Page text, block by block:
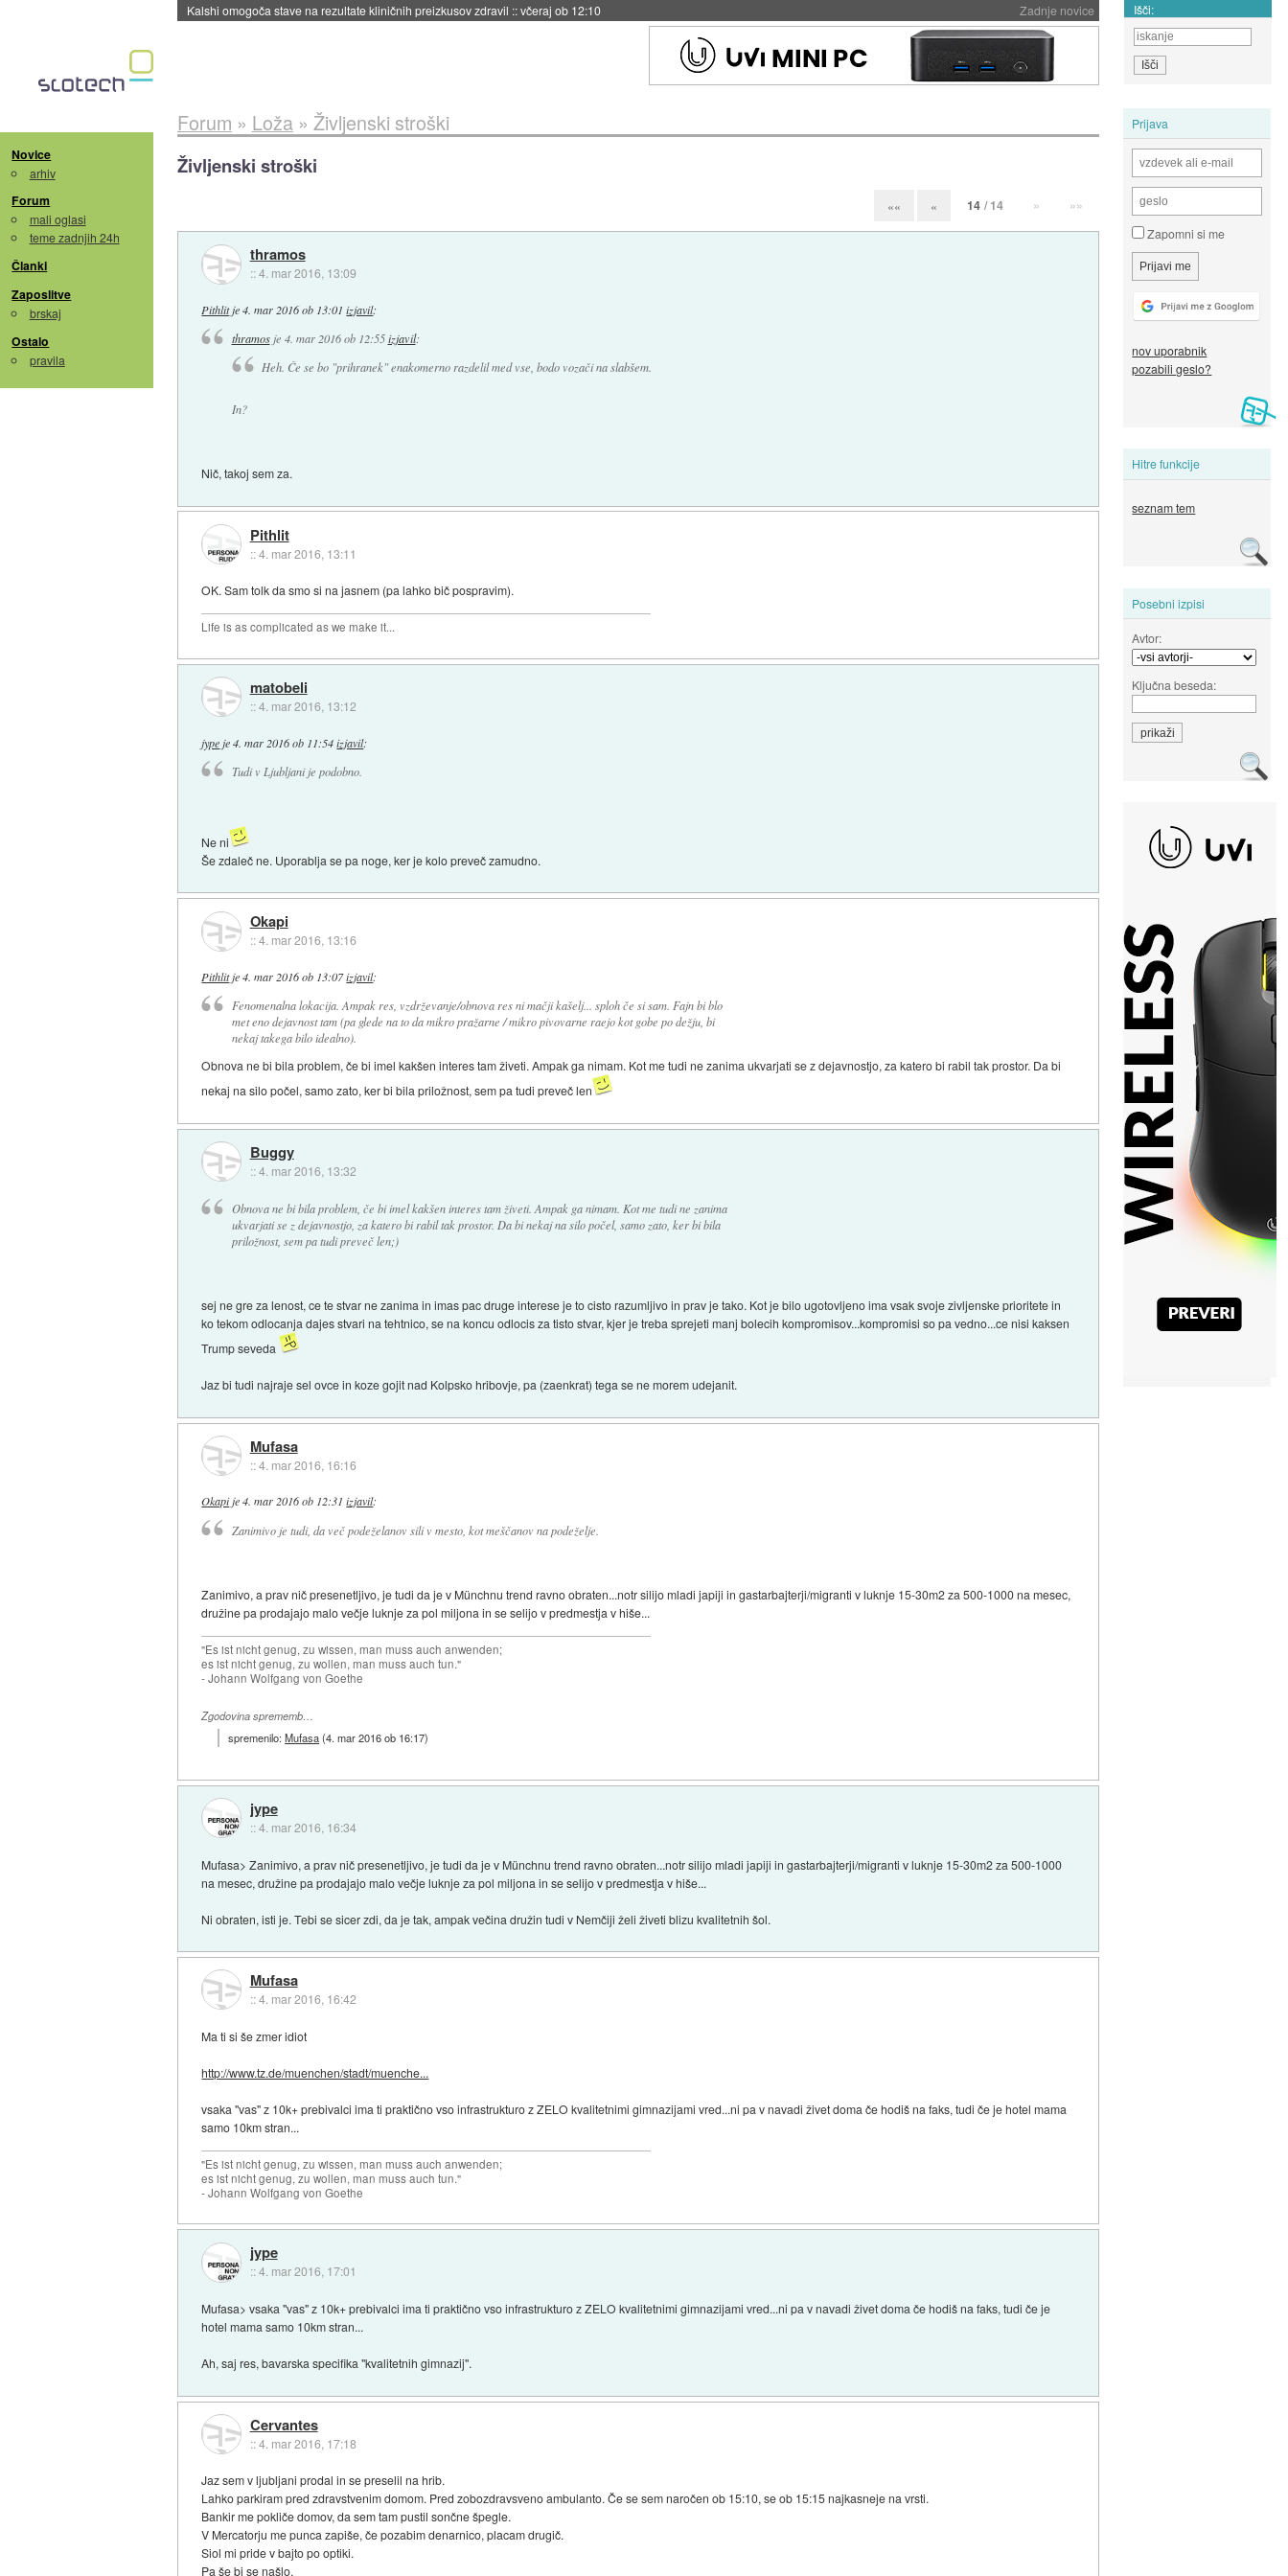
Zadnje novice
Sandisk že prodal več kot polovico SSD-jev za naslednji dve leti::včeraj ob 11:37 Išči:
Novice
arhiv
Forum
mali oglasi
teme zadnjih 24h
Članki
Zaposlitve
brskaj
Ostalo
pravila
Prijava
Zapomni si me
nov uporabnik
pozabili geslo?
Hitre funkcije
seznam tem
Posebni izpisi
Avtor:
Ključna beseda:
Forum » Loža» Življenski stroški
Življenski stroški
«« « 14 / 14 » »»
thramos
::4. mar 2016, 13:09
Pithlitje4. mar 2016 ob 13:01 izjavil:
thramosje 4. mar 2016 ob 12:55 izjavil:
Heh. Če se bo "prihranek" enakomerno razdelil med vse, bodo vozači na slabšem.
In?
Nič, takoj sem za.
Pithlit
::4. mar 2016, 13:11
OK. Sam tolk da smo si na jasnem (pa lahko bič pospravim).
Life is as complicated as we make it...
matobeli
::4. mar 2016, 13:12
jype je4. mar 2016 ob 11:54 izjavil:
Tudi v Ljubljani je podobno.
Ne ni
Še zdaleč ne. Uporablja se pa noge, ker je kolo preveč zamudno.
Okapi
::4. mar 2016, 13:16
Pithlitje4. mar 2016 ob 13:07izjavil:
Fenomenalna lokacija. Ampak res, vzdrževanje/obnova res ni mačji kašelj... sploh če si sam. Fajn bi blo
met eno dejavnost tam (pa glede na to da mikro pražarne / mikro pivovarne raejo kot gobe po dežju, bi
nekaj takega bilo idealno).
Obnova ne bi bila problem, če bi imel kakšen interes tam živeti. Ampak ga nimam. Kot me tudi ne zanima ukvarjati se z dejavnostjo, za katero bi rabil tak prostor. Da bi
nekaj na silo počel, samo zato, ker bi bila priložnost, sem pa tudi preveč len
Buggy
::4. mar 2016, 13:32
Obnova ne bi bila problem, če bi imel kakšen interes tam živeti. Ampak ga nimam. Kot me tudi ne zanima
ukvarjati se z dejavnostjo, za katero bi rabil tak prostor. Da bi nekaj na silo počel, samo zato, ker bi bila
priložnost, sem pa tudi preveč len;)
sej ne gre za lenost, ce te stvar ne zanima in imas pac druge interese je to cisto razumljivo in prav je tako. Kot je bilo ugotovljeno ima vsak svoje zivljenske prioritete in
ko tekom odlocanja dajes stvari na tehtnico, se na koncu odlocis za tisto stvar, kjer je treba sprejeti manj bolecih kompromisov...kompromisi so pa vedno...ce nisi kaksen
Trump seveda
Jaz bi tudi najraje sel ovce in koze gojit nad Kolpsko hribovje, pa (zaenkrat) tega se ne morem udejanit.
Mufasa
::4. mar 2016, 16:16
Okapije4. mar 2016 ob 12:31 izjavil:
Zanimivo je tudi, da več podeželanov sili v mesto, kot meščanov na podeželje.
Zanimivo, a prav nič presenetljivo, je tudi da je v Münchnu trend ravno obraten...notr silijo mladi japiji in gastarbajterji/migranti v luknje 15-30m2 za 500-1000 na mesec,
družine pa prodajajo malo večje luknje za pol miljona in se selijo v predmestja v hiše...
"Es ist nicht genug, zu wissen, man muss auch anwenden;
es ist nicht genug, zu wollen, man muss auch tun."
- Johann Wolfgang von Goethe
Zgodovina sprememb…
spremenilo:Mufasa(4. mar 2016 ob 16:17)
jype
::4. mar 2016, 16:34
Mufasa> Zanimivo, a prav nič presenetljivo, je tudi da je v Münchnu trend ravno obraten...notr silijo mladi japiji in gastarbajterji/migranti v luknje 15-30m2 za 500-1000
na mesec, družine pa prodajajo malo večje luknje za pol miljona in se selijo v predmestja v hiše...
Ni obraten, isti je. Tebi se sicer zdi, da je tak, ampak večina družin tudi v Nemčiji želi živeti blizu kvalitetnih šol.
Mufasa
::4. mar 2016, 16:42
Ma ti si še zmer idiot
http://www.tz.de/muenchen/stadt/muenche...
vsaka "vas" z 10k+ prebivalci ima ti praktično vso infrastrukturo z ZELO kvalitetnimi gimnazijami vred...ni pa v navadi živet doma če hodiš na faks, tudi če je hotel mama
samo 10km stran...
"Es ist nicht genug, zu wissen, man muss auch anwenden;
es ist nicht genug, zu wollen, man muss auch tun."
- Johann Wolfgang von Goethe
jype
::4. mar 2016, 17:01
Mufasa> vsaka "vas" z 10k+ prebivalci ima ti praktično vso infrastrukturo z ZELO kvalitetnimi gimnazijami vred...ni pa v navadi živet doma če hodiš na faks, tudi če je
hotel mama samo 10km stran...
Ah, saj res, bavarska specifika "kvalitetnih gimnazij".
Cervantes
::4. mar 2016, 17:18
Jaz sem v ljubljani prodal in se preselil na hrib.
Lahko parkiram pred zdravstvenim domom. Pred zobozdravsveno ambulanto. Če se sem naročen ob 15:10, se ob 15:15 najkasneje na vrsti.
Bankir me pokliče domov, da sem tam pustil sončne špegle.
V Mercatorju me punca zapiše, če pozabim denarnico, placam drugič.
Siol mi pride v bajto po optiki.
Pa še bi se našlo.